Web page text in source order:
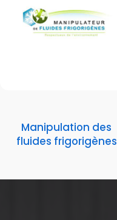
Manipulation des
fluides frigorigènes